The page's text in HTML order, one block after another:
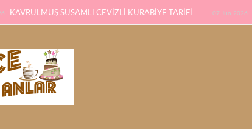
KAVRULMUŞ SUSAMLI CEVİZLİ KURABİYE TARİFİ 07 Jun 2026